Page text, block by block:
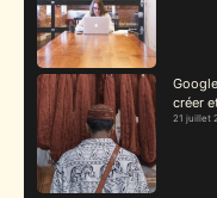
créer
21 juillet